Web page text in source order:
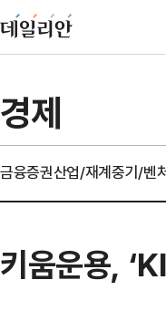
경제
금융증권산업/재계중기/벤
키움운용,